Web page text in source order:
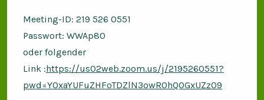
Meeting-ID: 219 526 0551
Passwort: WWAp80
oder folgender
Link :https://us02web.zoom.us/j/2195260551?
pwd=Y0xaYUFuZHFoTDZlN3owR0hQOGxUZz09